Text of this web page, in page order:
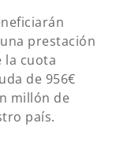
prestación
la cuota
de 956€
millón de
país.